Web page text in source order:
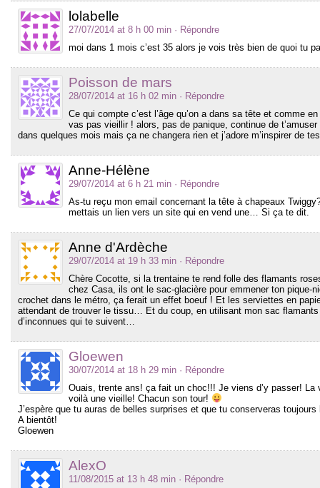
lolabelle
27/07/2014 at 8 h 00 min · Répondre
moi dans 1 mois c’est 35 alors je vois très bien de quoi tu
Poisson de mars
28/07/2014 at 16 h 02 min · Répondre
Ce qui compte c’est l’âge qu’on a dans sa tête et comme
vas pas vieillir ! alors, pas de panique, continue de
dans quelques mois mais ça ne changera rien et j’adore m’inspirer de
Anne-Hélène
29/07/2014 at 6 h 21 min · Répondre
As-tu reçu mon email concernant la tête à chapeaux
mettais un lien vers un site qui en vend une… Si ça te dit.
Anne d'Ardèche
29/07/2014 at 19 h 33 min · Répondre
Chère Cocotte, si la trentaine te rend folle des flamants
chez Casa, ils ont le sac-glacière pour emmener ton pique-
crochet dans le métro, ça ferait un effet boeuf ! Et les serviettes en
attendant de trouver le tissu… Et du coup, en utilisant mon sac flamants
d’inconnues qui te suivent…
Gloewen
30/07/2014 at 18 h 29 min · Répondre
Ouais, trente ans! ça fait un choc!!! Je viens d’y passer!
voilà une vieille! Chacun son tour!
J’espère que tu auras de belles surprises et que tu conserveras
A bientôt!
Gloewen
AlexO
11/08/2015 at 13 h 48 min · Répondre